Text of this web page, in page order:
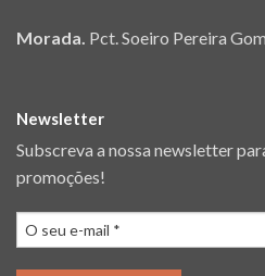
Morada. Pct. Soeiro Pereira
Newsletter
Subscreva a nossa newsletter
promoções!